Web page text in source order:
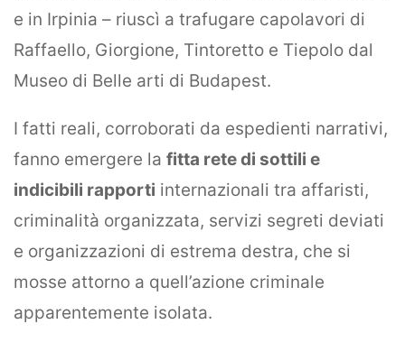
e in Irpinia – riuscì a trafugare capolavori di
Raffaello, Giorgione, Tintoretto e Tiepolo dal
Museo di Belle arti di Budapest.
I fatti reali, corroborati da espedienti narrativi,
fanno emergere la fitta rete di sottili e
indicibili rapporti internazionali tra affaristi,
criminalità organizzata, servizi segreti deviati
e organizzazioni di estrema destra, che si
mosse attorno a quell’azione criminale
apparentemente isolata.
Marketing
your
behavior as
you visit our
site, you
increase the
seeing
content and